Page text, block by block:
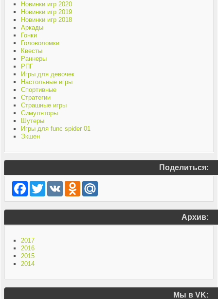
Новинки игр 2020
Новинки игр 2019
Новинки игр 2018
Аркады
Гонки
Головоломки
Квесты
Раннеры
РПГ
Игры для девочек
Настольные игры
Спортивные
Стратегии
Страшные игры
Симуляторы
Шутеры
Игры для func spider 01
Экшен
Поделиться:
Facebook
TwitterVK Odnoklassniki
Mail.Ru
Архив:
2017
2016
2015
2014
Мы в VK: